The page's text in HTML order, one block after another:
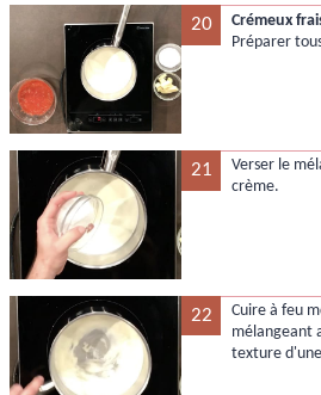
20
Crémeux
Préparer
21
Verser le
crème.
22
Cuire à feu
mélangeant
texture